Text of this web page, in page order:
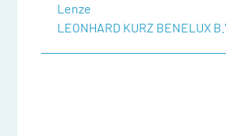
Lenze
LEONHARD KURZ BENELUX